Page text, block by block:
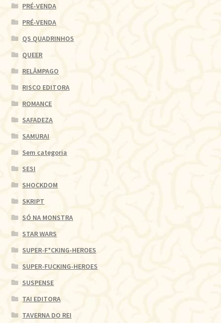
PRÉ-VENDA
PRÉ-VENDA
QS QUADRINHOS
QUEER
RELÂMPAGO
RISCO EDITORA
ROMANCE
SAFADEZA
SAMURAI
Sem categoria
SESI
SHOCKDOM
SKRIPT
SÓ NA MONSTRA
STAR WARS
SUPER-F*CKING-HEROES
SUPER-FUCKING-HEROES
SUSPENSE
TAI EDITORA
TAVERNA DO REI